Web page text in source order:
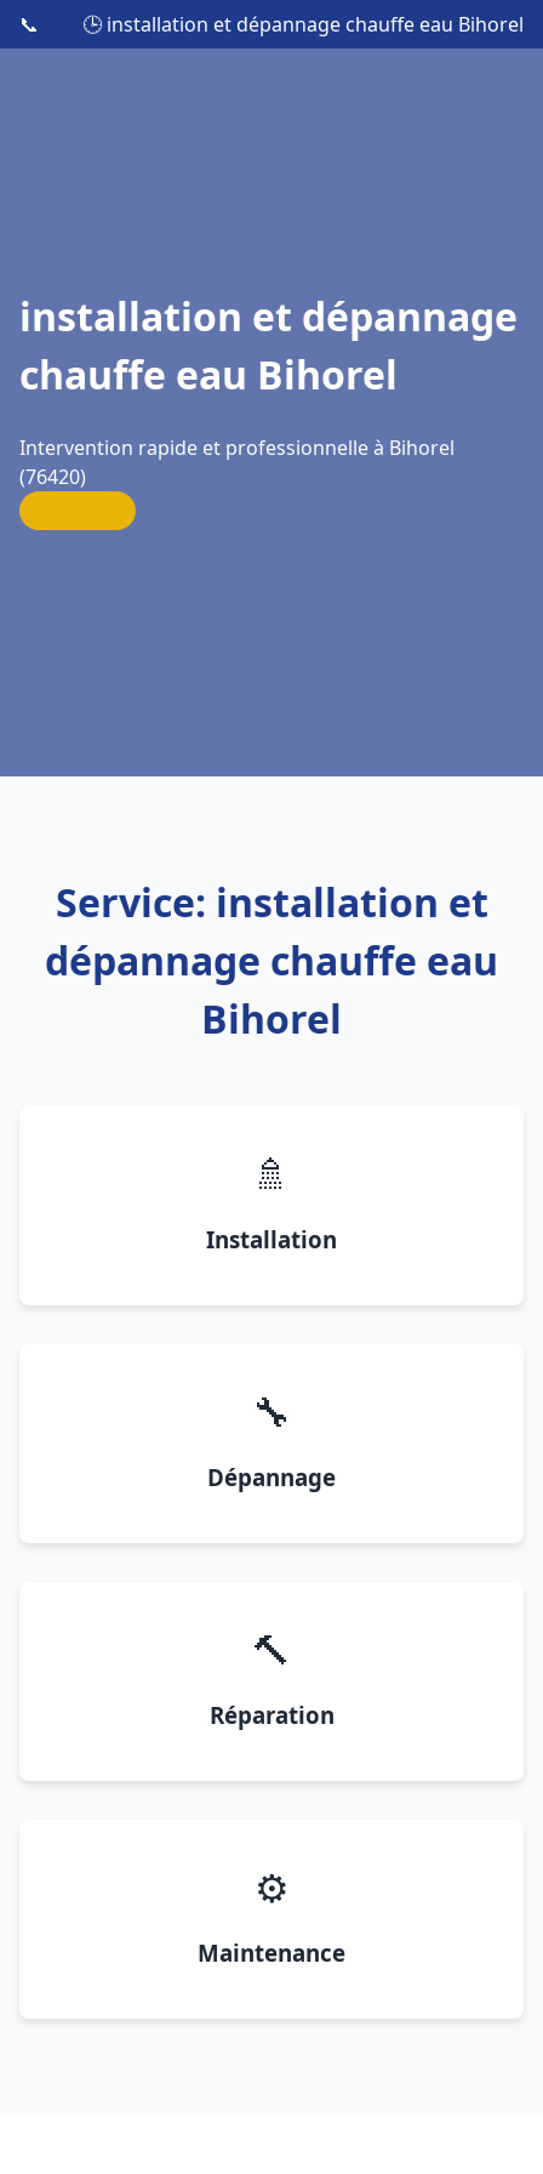
📞 🕒 installation et dépannage chauffe eau Bihorel
installation et dépannage
chauffe eau Bihorel
Intervention rapide et professionnelle à Bihorel
(76420)
Service: installation et
dépannage chauffe eau
Bihorel
🚿
Installation
🔧
Dépannage
🔨
Réparation
⚙️
Maintenance